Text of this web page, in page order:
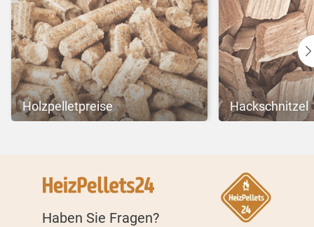
Holzpelletpreise Hackschnitzel
Haben Sie Fragen?